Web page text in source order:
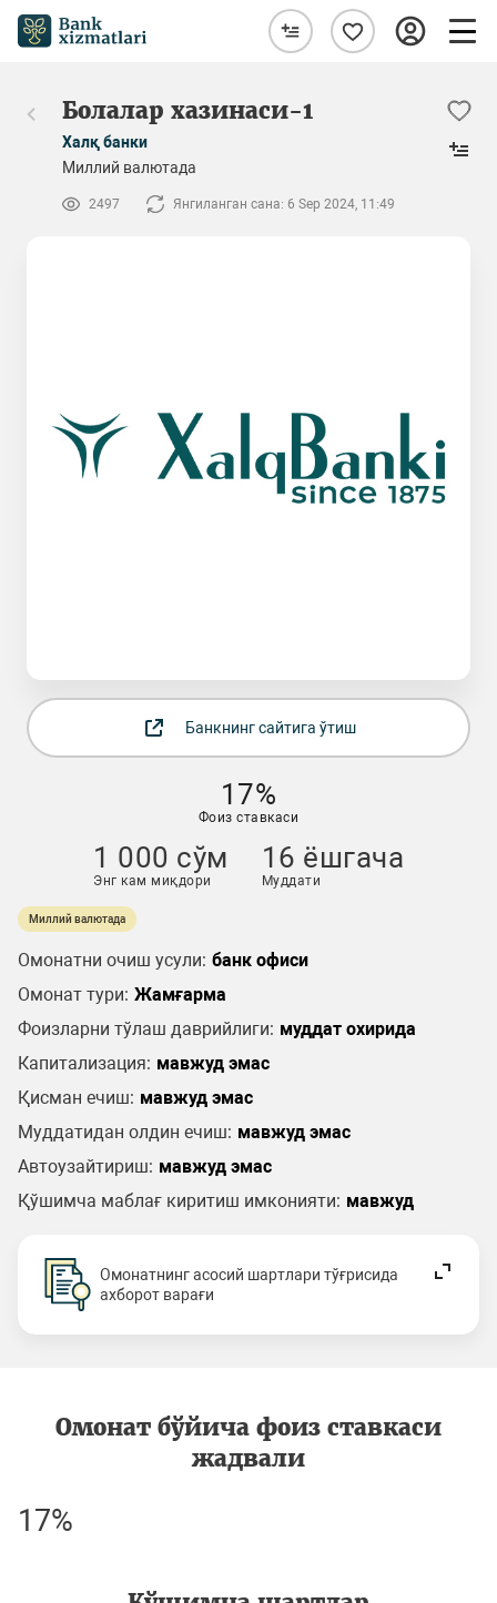
Болалар хазинаси-1
Халқ банки
Миллий валютада
2497 Янгиланган сана: 6 Sep 2024, 11:49
Банкнинг сайтига ўтиш
17%
Фоиз ставкаси
1 000 сўм
Энг кам миқдори
16 ёшгача
Муддати
Миллий валютада
Омонатни очиш усули: банк офиси
Омонат тури: Жамғарма
Фоизларни тўлаш даврийлиги: муддат охирида
Капитализация: мавжуд эмас
Қисман ечиш: мавжуд эмас
Муддатидан олдин ечиш: мавжуд эмас
Автоузайтириш: мавжуд эмас
Қўшимча маблағ киритиш имконияти: мавжуд
Омонатнинг асосий шартлари тўғрисида
ахборот варағи
Омонат бўйича фоиз ставкаси
жадвали
17%